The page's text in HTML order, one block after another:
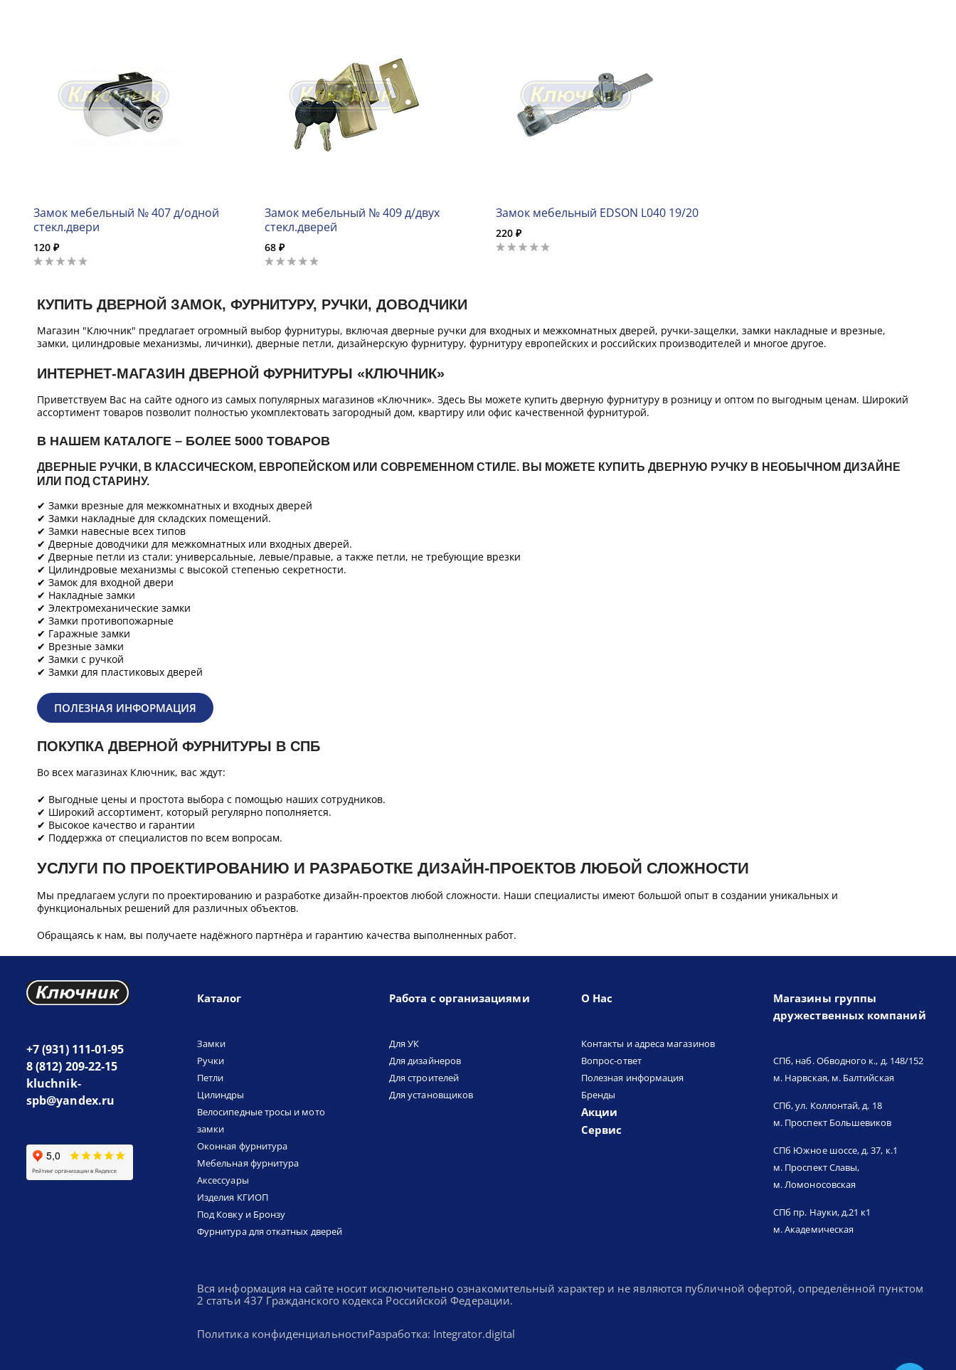
Замок мебельный № 407 д/одной
стекл.двери
120 ₽
Замок мебельный № 409 д/двух
стекл.дверей
68 ₽
Замок мебельный EDSON L040 19/20
220 ₽
КУПИТЬ ДВЕРНОЙ ЗАМОК, ФУРНИТУРУ, РУЧКИ, ДОВОДЧИКИ
Магазин "Ключник" предлагает огромный выбор фурнитуры, включая дверные ручки для входных и межкомнатных дверей, ручки-защелки, замки накладные и врезные,
замки, цилиндровые механизмы, личинки), дверные петли, дизайнерскую фурнитуру, фурнитуру европейских и российских производителей и многое другое.
ИНТЕРНЕТ-МАГАЗИН ДВЕРНОЙ ФУРНИТУРЫ «КЛЮЧНИК»
Приветствуем Вас на сайте одного из самых популярных магазинов «Ключник». Здесь Вы можете купить дверную фурнитуру в розницу и оптом по выгодным ценам. Широкий
ассортимент товаров позволит полностью укомплектовать загородный дом, квартиру или офис качественной фурнитурой.
В НАШЕМ КАТАЛОГЕ – БОЛЕЕ 5000 ТОВАРОВ
ДВЕРНЫЕ РУЧКИ, В КЛАССИЧЕСКОМ, ЕВРОПЕЙСКОМ ИЛИ СОВРЕМЕННОМ СТИЛЕ. ВЫ МОЖЕТЕ КУПИТЬ ДВЕРНУЮ РУЧКУ В НЕОБЫЧНОМ ДИЗАЙНЕ
ИЛИ ПОД СТАРИНУ.
✔ Замки врезные для межкомнатных и входных дверей
✔ Замки накладные для складских помещений.
✔ Замки навесные всех типов
✔ Дверные доводчики для межкомнатных или входных дверей.
✔ Дверные петли из стали: универсальные, левые/правые, а также петли, не требующие врезки
✔ Цилиндровые механизмы с высокой степенью секретности.
✔ Замок для входной двери
✔ Накладные замки
✔ Электромеханические замки
✔ Замки противопожарные
✔ Гаражные замки
✔ Врезные замки
✔ Замки с ручкой
✔ Замки для пластиковых дверей
ПОЛЕЗНАЯ ИНФОРМАЦИЯ
ПОКУПКА ДВЕРНОЙ ФУРНИТУРЫ В СПБ
Во всех магазинах Ключник, вас ждут:
✔ Выгодные цены и простота выбора с помощью наших сотрудников.
✔ Широкий ассортимент, который регулярно пополняется.
✔ Высокое качество и гарантии
✔ Поддержка от специалистов по всем вопросам.
УСЛУГИ ПО ПРОЕКТИРОВАНИЮ И РАЗРАБОТКЕ ДИЗАЙН-ПРОЕКТОВ ЛЮБОЙ СЛОЖНОСТИ
Мы предлагаем услуги по проектированию и разработке дизайн-проектов любой сложности. Наши специалисты имеют большой опыт в создании уникальных и
функциональных решений для различных объектов.
Обращаясь к нам, вы получаете надёжного партнёра и гарантию качества выполненных работ.
+7 (931) 111-01-95
8 (812) 209-22-15
kluchnik-
spb@yandex.ru
Каталог
Замки
Ручки
Петли
Цилиндры
Велосипедные тросы и мото
замки
Оконная фурнитура
Мебельная фурнитура
Аксессуары
Изделия КГИОП
Под Ковку и Бронзу
Фурнитура для откатных дверей
Работа с организациями
Для УК
Для дизайнеров
Для строителей
Для установщиков
О Нас
Контакты и адреса магазинов
Вопрос-ответ
Полезная информация
Бренды
Акции
Сервис
Магазины группы
дружественных компаний
СПб, наб. Обводного к., д. 148/152
м. Нарвская, м. Балтийская
СПб, ул. Коллонтай, д. 18
м. Проспект Большевиков
СПб Южное шоссе, д. 37, к.1
м. Проспект Славы,
м. Ломоносовская
СПб пр. Науки, д.21 к1
м. Академическая
Вся информация на сайте носит исключительно ознакомительный характер и не являются публичной офертой, определённой пунктом
2 статьи 437 Гражданского кодекса Российской Федерации.
Политика конфиденциальностиРазработка: Integrator.digital